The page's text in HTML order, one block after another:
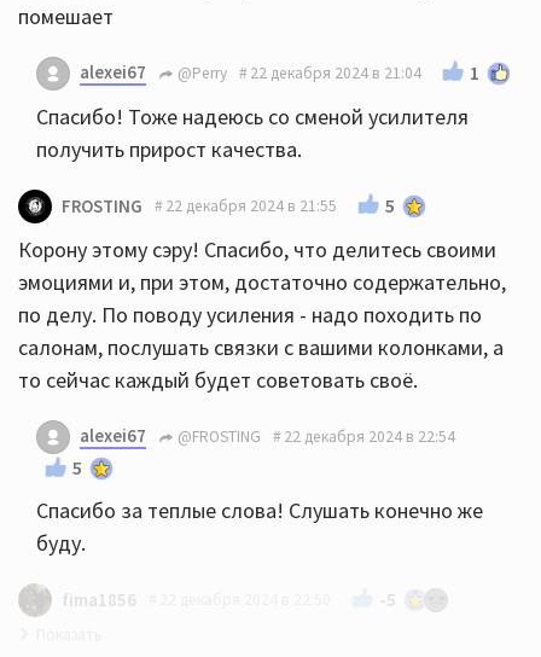
помешает
alexei67 @Perry 22 декабря 2024 в 21:04 1
Спасибо! Тоже надеюсь со сменой усилителя
получить прирост качества.
FROSTING 22 декабря 2024 в 21:55 5
Корону этому сэру! Спасибо, что делитесь своими
эмоциями и, при этом, достаточно содержательно,
по делу. По поводу усиления - надо походить по
салонам, послушать связки с вашими колонками, а
то сейчас каждый будет советовать своё.
alexei67 @FROSTING 22 декабря 2024 в 22:54
5
Спасибо за теплые слова! Слушать конечно же
буду.
fima1856 -5